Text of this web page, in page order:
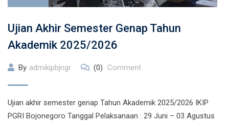
Ujian Akhir Semester Genap Tahun
Akademik 2025/2026
By admikipbjngr (0) Comment
Ujian akhir semester genap Tahun Akademik 2025/2026 IKIP
PGRI Bojonegoro Tanggal Pelaksanaan : 29 Juni – 03 Agustus